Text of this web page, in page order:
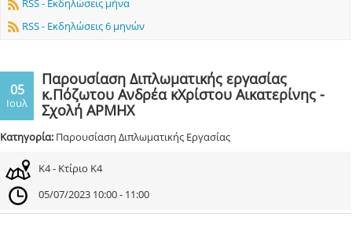
RSS - Εκδηλώσεις μήνα
RSS - Εκδηλώσεις 6 μηνών
05
Ιουλ
Παρουσίαση Διπλωματικής εργασίας
κ.Πόζωτου Ανδρέα κΧρίστου Αικατερίνης -
Σχολή ΑΡΜΗΧ
Κατηγορία: Παρουσίαση Διπλωματικής Εργασίας
Κ4 - Κτίριο Κ4
05/07/2023 10:00 - 11:00